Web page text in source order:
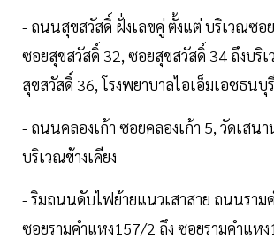
- ถนนสุขสวัสดิ์ ฝั่งเลขคู่ ตั้งแต่ บริเวณซอ
ซอยสุขสวัสดิ์ 32, ซอยสุขสวัสดิ์ 34 ถึงบริ
สุขสวัสดิ์ 36, โรงพยาบาลไอเอ็มเอชธนบุรี
- ถนนคลองเก้า ซอยคลองเก้า 5, วัดเส
บริเวณข้างเคียง
- ริมถนนดับไฟย้ายแนวเสาสาย ถนนราม
ซอยรามคำแหง157/2 ถึง ซอยรามคำแหง